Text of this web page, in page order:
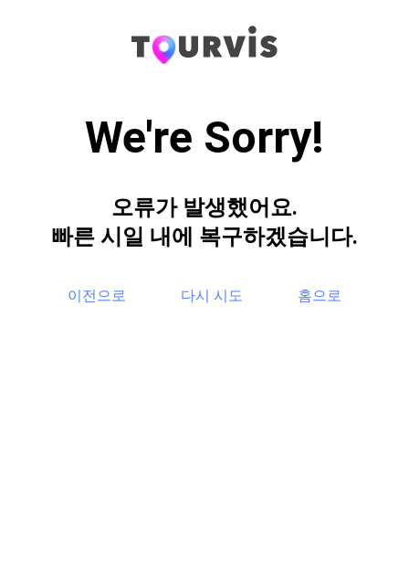
We're Sorry!
오류가 발생했어요.
빠른 시일 내에 복구하겠습니다.
이전으로 다시 시도 홈으로